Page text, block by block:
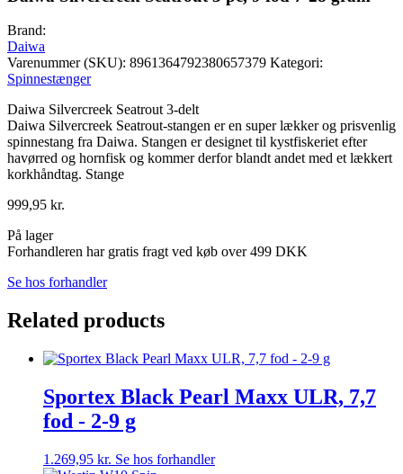
Brand:
Daiwa
Varenummer (SKU): 8961364792380657379 Kategori:
Spinnestænger
Daiwa Silvercreek Seatrout 3-delt
Daiwa Silvercreek Seatrout-stangen er en super lækker og prisvenlig
spinnestang fra Daiwa. Stangen er designet til kystfiskeriet efter
havørred og hornfisk og kommer derfor blandt andet med et lækkert
korkhåndtag. Stange
999,95 kr.
På lager
Forhandleren har gratis fragt ved køb over 499 DKK
Se hos forhandler
Related products
Sportex Black Pearl Maxx ULR, 7,7
fod - 2-9 g
1.269,95 kr. Se hos forhandler